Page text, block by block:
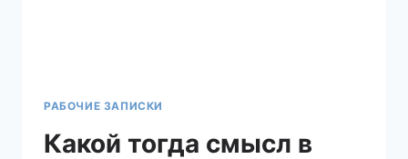
РАБОЧИЕ ЗАПИСКИ
Какой тогда смысл в